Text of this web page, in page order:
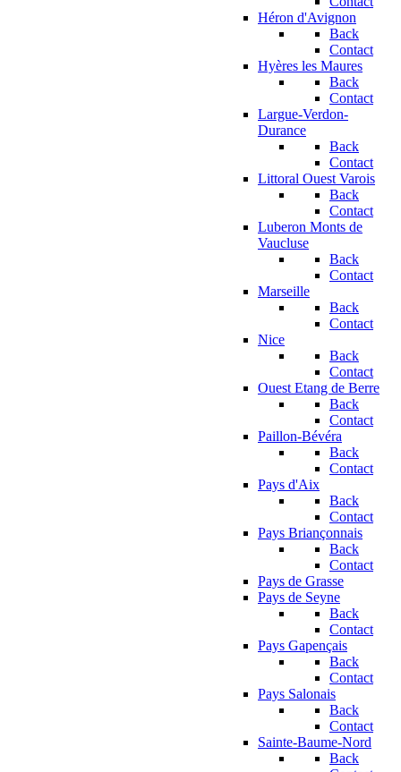
Héron d'Avignon
Back
Contact
Hyères les Maures
Back
Contact
Largue-Verdon-
Durance
Back
Contact
Littoral Ouest Varois
Back
Contact
Luberon Monts de
Vaucluse
Back
Contact
Marseille
Back
Contact
Nice
Back
Contact
Ouest Etang de Berre
Back
Contact
Paillon-Bévéra
Back
Contact
Pays d'Aix
Back
Contact
Pays Briançonnais
Back
Contact
Pays de Grasse
Pays de Seyne
Back
Contact
Pays Gapençais
Back
Contact
Pays Salonais
Back
Contact
Sainte-Baume-Nord
Back